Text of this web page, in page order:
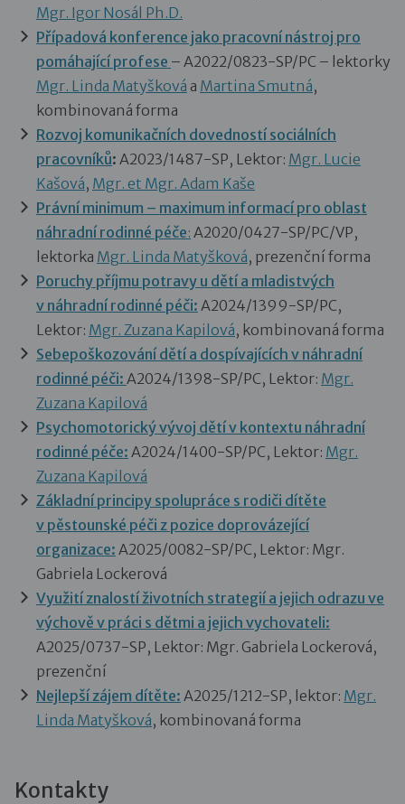
Mgr. Igor Nosál Ph.D.
Případová konference jako pracovní nástroj pro
pomáhající profese – A2022/0823-SP/PC – lektorky
Mgr. Linda Matyšková a Martina Smutná,
kombinovaná forma
Rozvoj komunikačních dovedností sociálních
pracovníků: A2023/1487-SP, Lektor: Mgr. Lucie
Kašová, Mgr. et Mgr. Adam Kaše
Právní minimum – maximum informací pro oblast
náhradní rodinné péče: A2020/0427-SP/PC/VP,
lektorka Mgr. Linda Matyšková, prezenční forma
Poruchy příjmu potravy u dětí a mladistvých
v náhradní rodinné péči: A2024/1399-SP/PC,
Lektor: Mgr. Zuzana Kapilová, kombinovaná forma
Sebepoškozování dětí a dospívajících v náhradní
rodinné péči: A2024/1398-SP/PC, Lektor: Mgr.
Zuzana Kapilová
Psychomotorický vývoj dětí v kontextu náhradní
rodinné péče: A2024/1400-SP/PC, Lektor: Mgr.
Zuzana Kapilová
Základní principy spolupráce s rodiči dítěte
v pěstounské péči z pozice doprovázející
organizace: A2025/0082-SP/PC, Lektor: Mgr.
Gabriela Lockerová
Využití znalostí životních strategií a jejich odrazu ve
výchově v práci s dětmi a jejich vychovateli:
A2025/0737-SP, Lektor: Mgr. Gabriela Lockerová,
prezenční
Nejlepší zájem dítěte: A2025/1212-SP, lektor: Mgr.
Linda Matyšková, kombinovaná forma
Kontakty